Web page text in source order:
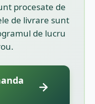
procesate de
de livrare sunt
de lucru